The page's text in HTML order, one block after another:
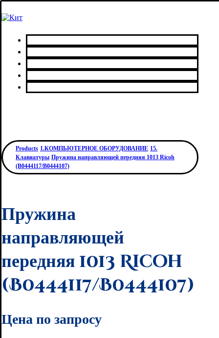
Products 1.КОМПЬЮТЕРНОЕ ОБОРУДОВАНИЕ 15.
Клавиатуры Пружина направляющей передняя 1013 Ricoh
(B0444117/B0444107)
Пружина
направляющей
передняя 1013 Ricoh
(B0444117/B0444107)
Цена по запросу